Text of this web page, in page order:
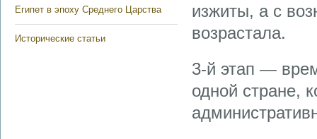
Египет в эпоху Среднего Царства
Исторические статьи
изжиты, а с
возрастала.
3-й этап —
одной стране,